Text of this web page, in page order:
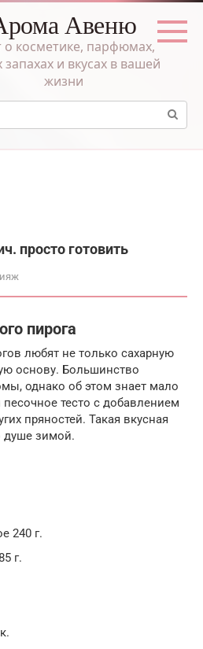
Авеню
о косметике, парфюмах,
запахах и вкусах в вашей
жизни
просто готовить
пирога
любят не только сахарную
основу. Большинство
однако об этом знает мало
тесто с добавлением
пряностей. Такая вкусная
душе зимой.
240 г.
г.